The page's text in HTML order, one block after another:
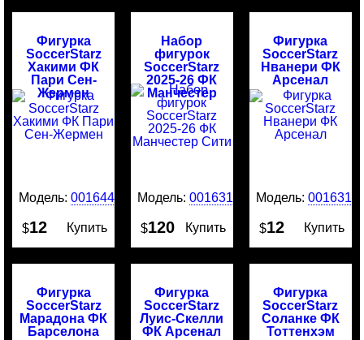
Фигурка
SoccerStarz
Хакими ФК
Пари Сен-
Жермен
Модель:0016445
$12 Купить
Набор
фигурок
SoccerStarz
2025-26 ФК
Манчестер
Сити
Модель:0016316
$120 Купить
Фигурка
SoccerStarz
Нванери ФК
Арсенал
Модель: 0016314
$12 Купить
Фигурка
SoccerStarz
Марадона ФК
Барселона
Фигурка
SoccerStarz
Луис-Скелли
ФК Арсенал
Фигурка
SoccerStarz
Соланке ФК
Тоттенхэм